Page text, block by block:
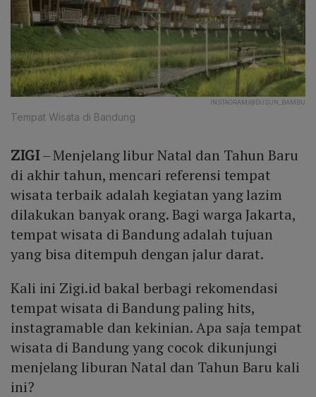
INSTAGRAM/@DUSUN_BAMBU
Tempat Wisata di Bandung
ZIGI– Menjelang libur Natal dan Tahun Baru
di akhir tahun, mencari referensi tempat
wisata terbaik adalah kegiatan yang lazim
dilakukan banyak orang. Bagi warga Jakarta,
tempat wisata di Bandung adalah tujuan
yang bisa ditempuh dengan jalur darat.
Kali ini Zigi.id bakal berbagi rekomendasi
tempat wisata di Bandung paling hits,
instagramable dan kekinian. Apa saja tempat
wisata di Bandung yang cocok dikunjungi
menjelang liburan Natal dan Tahun Baru kali
ini?